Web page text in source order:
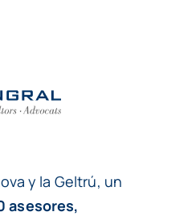
y la Geltrú, un
asesores,